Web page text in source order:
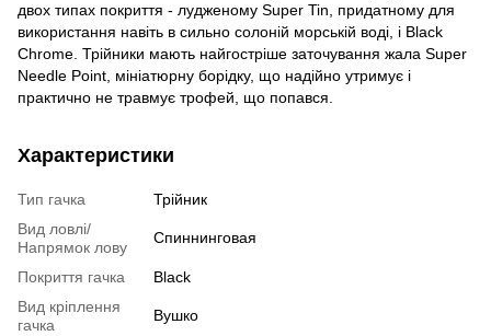
двох типах покриття - лудженому Super Tin, придатному для
використання навіть в сильно солоній морській воді, і Black
Chrome. Трійники мають найгостріше заточування жала Super
Needle Point, мініатюрну борідку, що надійно утримує і
практично не травмує трофей, що попався.
Характеристики
Тип гачка
Трійник
Вид ловлі/
Напрямок лову
Спиннинговая
Покриття гачка
Black
Вид кріплення
гачка
Вушко